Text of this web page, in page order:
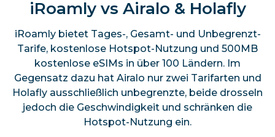
iRoamly vs Airalo & Holafly
iRoamly bietet Tages-, Gesamt- und Unbegrenzt-
Tarife, kostenlose Hotspot-Nutzung und 500MB
kostenlose eSIMs in über 100 Ländern. Im
Gegensatz dazu hat Airalo nur zwei Tarifarten und
Holafly ausschließlich unbegrenzte, beide drosseln
jedoch die Geschwindigkeit und schränken die
Hotspot-Nutzung ein.